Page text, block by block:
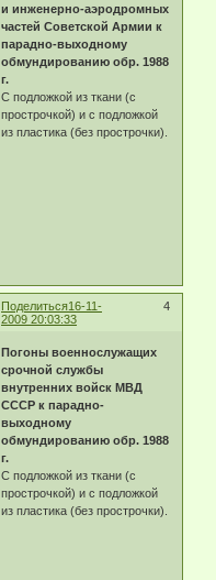
и инженерно-аэродромных
частей Советской Армии к
парадно-выходному
обмундированию обр. 1988
г.
С подложкой из ткани (с
прострочкой) и с подложкой
из пластика (без прострочки).
Поделиться 4
16-11-
2009 20:03:33
Погоны военнослужащих
срочной службы
внутренних войск МВД
СССР к парадно-
выходному
обмундированию обр. 1988
г.
С подложкой из ткани (с
прострочкой) и с подложкой
из пластика (без прострочки).